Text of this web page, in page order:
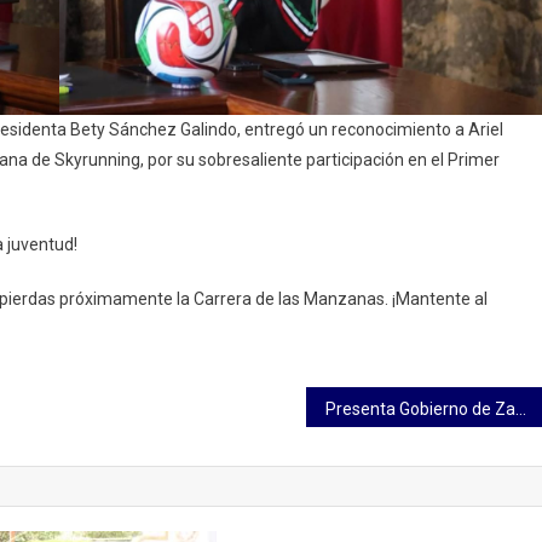
Bety Sánchez Galindo, entregó un reconocimiento a Ariel
de Skyrunning, por su sobresaliente participación en el Primer
juventud!
próximamente la Carrera de las Manzanas. ¡Mantente al